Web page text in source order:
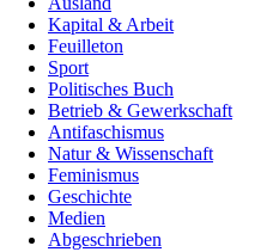
Kapital & Arbeit
Feuilleton
Sport
Politisches Buch
Betrieb & Gewerkschaft
Antifaschismus
Natur & Wissenschaft
Feminismus
Geschichte
Medien
Abgeschrieben